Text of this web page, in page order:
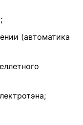
(автоматика